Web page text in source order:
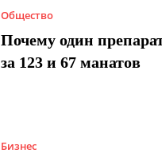
Общество
Почему один
за 123 и 67 манатов
Бизнес